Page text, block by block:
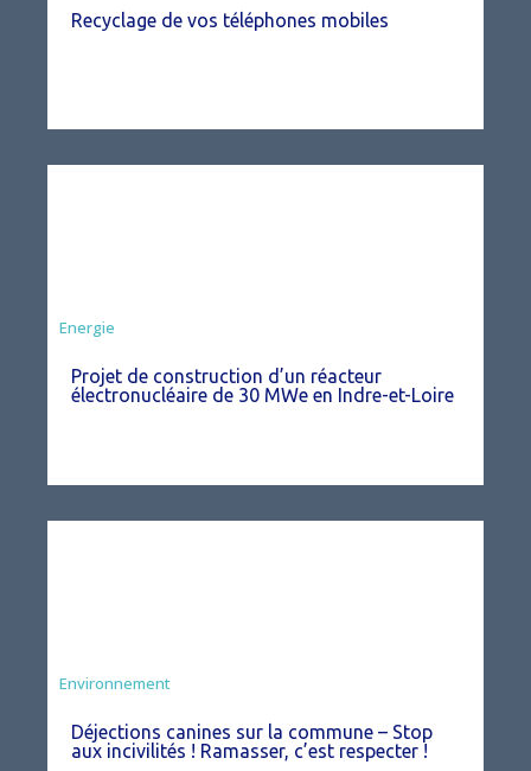
Recyclage de vos téléphones mobiles
Energie
Projet de construction d’un réacteur
électronucléaire de 30 MWe en Indre-et-Loire
Environnement
Déjections canines sur la commune – Stop
aux incivilités ! Ramasser, c’est respecter !